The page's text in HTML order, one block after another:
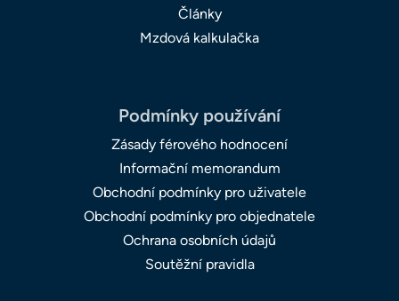
Články
Mzdová kalkulačka
Podmínky používání
Zásady férového hodnocení
Informační memorandum
Obchodní podmínky pro uživatele
Obchodní podmínky pro objednatele
Ochrana osobních údajů
Soutěžní pravidla